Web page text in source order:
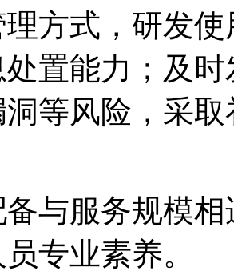
方式，研发
置能力；及
等风险，采
备与服务规模
专业素养。